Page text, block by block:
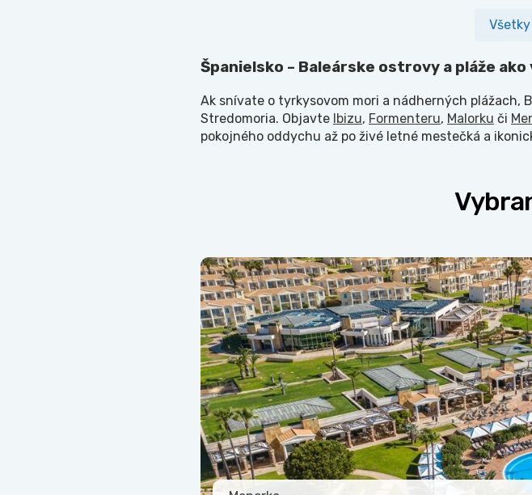
Španielsko – Baleárske ostrovy a pláže ako
Ak snívate o tyrkysovom mori a nádherných plážach,
Stredomoria. Objavte Ibizu, Formenteru, Malorku či
pokojného oddychu až po živé letné mestečká a